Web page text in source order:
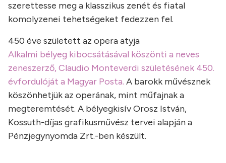
szerettesse meg a klasszikus zenét és fiatal
komolyzenei tehetségeket fedezzen fel.
450 éve született az opera atyja
Alkalmi bélyeg kibocsátásával köszönti a neves
zeneszerző, Claudio Monteverdi születésének 450.
évfordulóját a Magyar Posta. A barokk művésznek
köszönhetjük az operának, mint műfajnak a
megteremtését. A bélyegkisív Orosz István,
Kossuth-díjas grafikusművész tervei alapján a
Pénzjegynyomda Zrt.-ben készült.